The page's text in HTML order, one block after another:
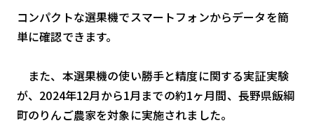
スマート物流
IoT
ニュース
デジタルサイネージ
コンパクトな選果機でスマートフォンからデータを簡
単に確認できます。
また、本選果機の使い勝手と精度に関する実証実験
が、2024年12月から1月までの約1ヶ月間、長野県飯綱
町のりんご農家を対象に実施されました。